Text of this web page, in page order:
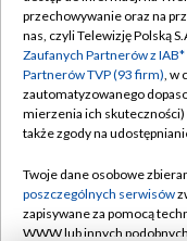
Abonament TVP
Emisja w TVP
Centrum informacji
Naziemna
Rada Programowa
System NOS
przechowywanie oraz na
nas, czyli Telewizję Polską
Zaufanych Partnerów z
Partnerów TVP (93 firm), w
zautomatyzowanego
mierzenia ich skuteczności)
także zgody na
Twoje dane osobowe
poszczególnych serwisów
zapisywane za pomocą
WWW lub innych